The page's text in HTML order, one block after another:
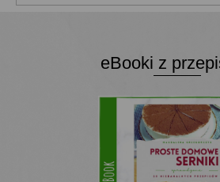
eBooki z